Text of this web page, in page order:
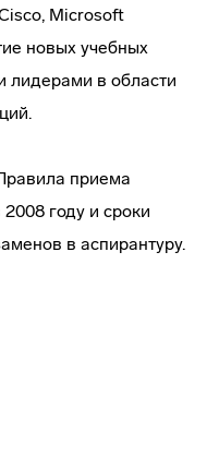
Microsoft
новых учебных
лидерами в области
приема
году и сроки
в аспирантуру.